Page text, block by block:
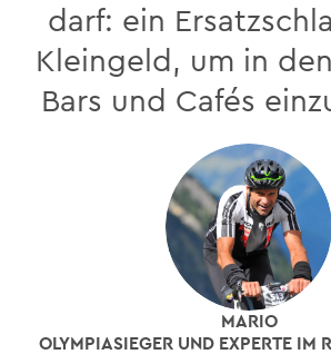
darf: ein
Kleingeld, um in
Bars und Cafés
MARIO
OLYMPIASIEGER UND EXPERTE IM